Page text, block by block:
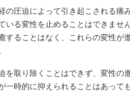
の圧迫によって引き起こされる痛
いる変性を止めることはできませ
することはなく、これらの変性が
を取り除くことはできず、変性の
一時的に抑えられることはあって